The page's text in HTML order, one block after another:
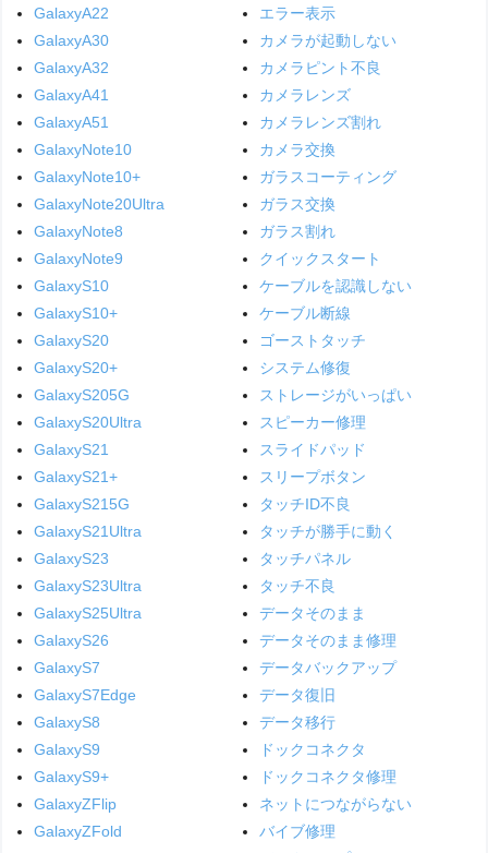
GalaxyA22
GalaxyA30
GalaxyA32
GalaxyA41
GalaxyA51
GalaxyNote10
GalaxyNote10+
GalaxyNote20Ultra
GalaxyNote8
GalaxyNote9
GalaxyS10
GalaxyS10+
GalaxyS20
GalaxyS20+
GalaxyS205G
GalaxyS20Ultra
GalaxyS21
GalaxyS21+
GalaxyS215G
GalaxyS21Ultra
GalaxyS23
GalaxyS23Ultra
GalaxyS25Ultra
GalaxyS26
GalaxyS7
GalaxyS7Edge
GalaxyS8
GalaxyS9
GalaxyS9+
GalaxyZFlip
GalaxyZFold
エラー表示
カメラが起動しない
カメラピント不良
カメラレンズ
カメラレンズ割れ
カメラ交換
ガラスコーティング
ガラス交換
ガラス割れ
クイックスタート
ケーブルを認識しない
ケーブル断線
ゴーストタッチ
システム修復
ストレージがいっぱい
スピーカー修理
スライドパッド
スリープボタン
タッチID不良
タッチが勝手に動く
タッチパネル
タッチ不良
データそのまま
データそのまま修理
データバックアップ
データ復旧
データ移行
ドックコネクタ
ドックコネクタ修理
ネットにつながらない
バイブ修理